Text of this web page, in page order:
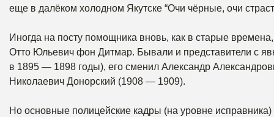
еще в далёком холодном Якутске “Очи чёрные, очи
Иногда на посту помощника вновь, как в старые
Отто Юльевич фон Дитмар. Бывали и представители с
в 1895 — 1898 годы), его сменил Александр
Николаевич Донорский (1908 — 1909).
Но основные полицейские кадры (на уровне